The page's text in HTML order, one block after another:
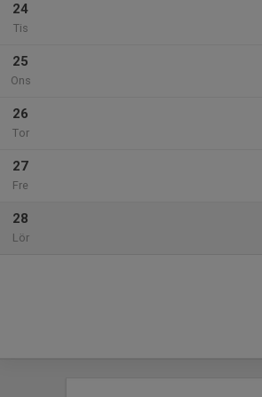
24
Tis
25
Ons
26
Tor
27
Fre
28
Lör